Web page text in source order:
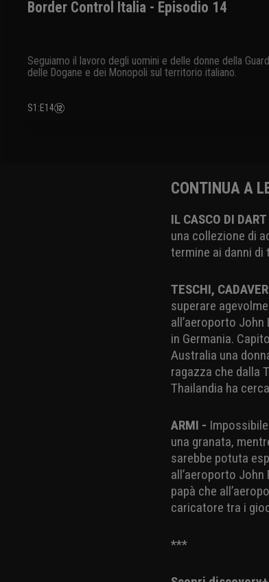
Border Control Italia - Episodio 14
Seguiamo il lavoro degli uomini e delle donne della
delle Dogane e dei Monopoli sul territorio italiano.
S1 :E14
CONTINUA A
IL CASCO DI
una collezione di
termine ai danni di
TESCHI,
superare
all’aeroporto
in Germania.
Australia una
ragazza che dalla
Thailandia ha
ARMI -
una granata,
sarebbe potuta
all’aeroporto
papà che
caricatore tra i
***